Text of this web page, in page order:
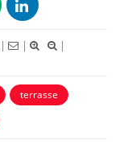
| |
|
terrasse